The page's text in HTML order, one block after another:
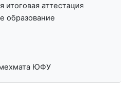
итоговая аттестация
образование
ЮФУ